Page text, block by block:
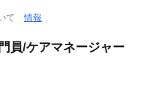
いて情報
員/ケアマネージャー